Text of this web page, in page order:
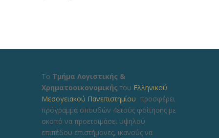
Το Τμήμα Λογιστικής &
Χρηματοοικονομικής του Ελληνικού
Μεσογειακού Πανεπιστημίου προσφέρει
πρόγραμμα σπουδών 4ετούς φοίτησης με
σκοπό να προετοιμάσει υψηλού
επιπέδου επιστήμονες, ικανούς να